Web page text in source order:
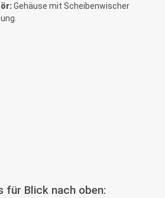
Gehäuse mit Scheibenwischer
für Blick nach oben: